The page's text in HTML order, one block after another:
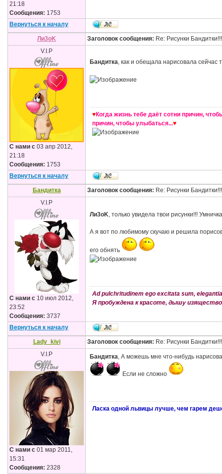
21:18
Сообщения: 1753
Вернуться к началу
Ли3оK Заголовок сообщения: Re: Рисунки
V.I.P
С нами с 03 апр 2012,
21:18
Сообщения: 1753
Бандитка, как и обещала нарисовала сейчас
♥Когда жизнь тебе даёт сотни причин,
причин, чтобы улыбаться...♥
Вернуться к началу
Бандитка Заголовок сообщения: Re: Рисунки
V.I.P
С нами с 10 июл 2012,
23:52
Сообщения: 3737
Ли3оK, только увидела твои рисунки!!!
А я вот по любимому скучаю и решила
его обнять
Ad pulchritudinem ego excitata sum,
Я пробуждена к красоте, дышу
Вернуться к началу
Lady_kivi Заголовок сообщения: Re: Рисунки
V.I.P
С нами с 01 мар 2011,
15:31
Сообщения: 2328
Бандитка, А можешь мне что-нибудь
Если не сложно
Ласка одной львицы лучше, чем гарем